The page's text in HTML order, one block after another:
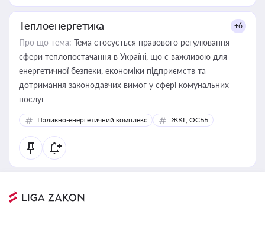
Теплоенергетика +6
Про що тема: Тема стосується правового регулювання
сфери теплопостачання в Україні, що є важливою для
енергетичної безпеки, економіки підприємств та
дотримання законодавчих вимог у сфері комунальних
послуг
Паливно-енергетичний комплекс ЖКГ, ОСББ